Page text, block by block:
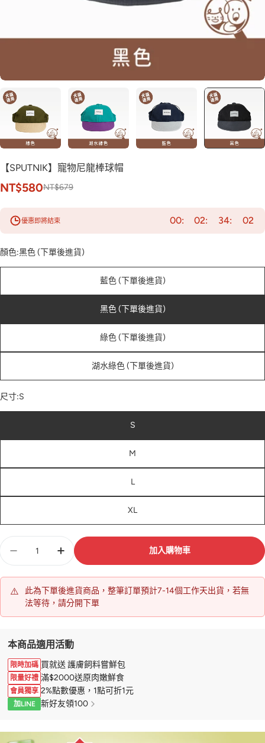
【SPUTNIK】寵物尼龍棒球帽
NT$580NT$679
優惠即將結束 00 02 34 00
顏色:黑色 (下單後進貨)
藍色 (下單後進貨)
黑色 (下單後進貨)
綠色 (下單後進貨)
湖水綠色 (下單後進貨)
尺寸:S
S
M
L
XL
量
加入購物車
⚠️
此為下單後進貨商品，整筆訂單預計7-14個工作天出貨，若無
法等待，請分開下單
本商品適用活動
限時加碼 買就送 護膚飼料嘗鮮包
限量好禮 滿$2000送原肉嫩鮮食
會員獨享 2%點數優惠，1點可折1元
加LINE 新好友領100